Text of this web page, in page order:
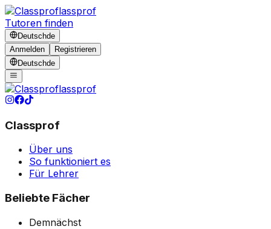
lassprof
Tutoren finden
Deutschde
Anmelden
Registrieren
Deutschde
lassprof
Classprof
Über uns
So funktioniert es
Für Lehrer
Beliebte Fächer
Demnächst